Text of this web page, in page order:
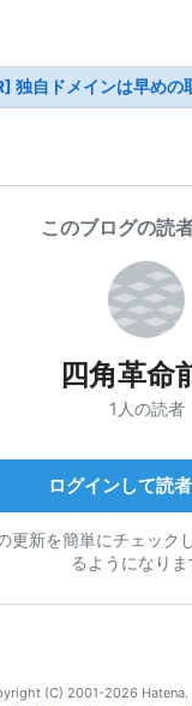
独自ドメインは早めの
このブログの読
四角革命
1人の読者
ログインして読
更新を簡単にチェック
るようになりま
(C) 2001-2026 Hatena.